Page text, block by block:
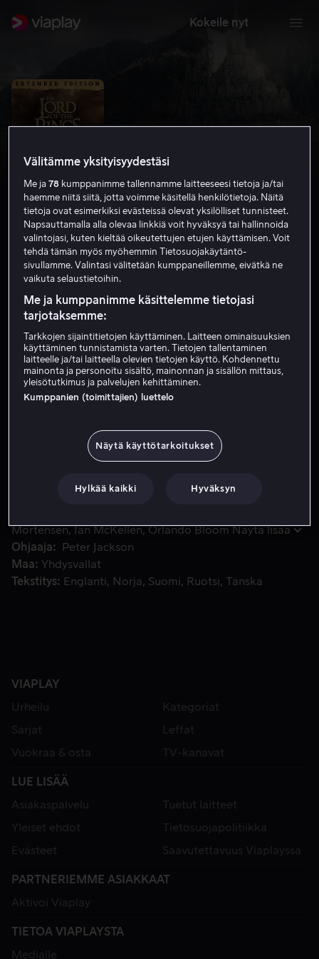
Kokeile nyt
Taru sormusten herrasta: Kuninkaan
paluu (Extended edition)
9.0 Toiminta Seikkailu 2003
4 h 12 min
K-12
HD
Osta 10,99 €
Viimeinen taistelu Keski-Maasta on alkanut. Frodo ja
Viimeinen taistelu Keski-Maasta on alkanut. Frodo ja
Sam jatkavat vaarallista matkaansa Klonkun opastamina
Mortensen Ian McKellen Orlando Bloom Näytä lisää
Ohjaaja
Peter Jackson
Maa
Yhdysvallat
Tekstitys
Englanti Norja Suomi Ruotsi Tanska
VIAPLAY
Urheilu
Kategoriat
Sarjat
Leffat
Vuokraa & osta
TV-kanavat
LUE LISÄÄ
Asiakaspalvelu
Tuetut laitteet
Yleiset ehdot
Tietosuojapolitiikka
Evästeet
Saavutettavuus Viaplayssa
PARTNERIEMME ASIAKKAAT
Aktivoi Viaplay
TIETOA VIAPLAYSTA
Medialle
Välitämme yksityisyydestäsi
Me ja78 kumppanimme tallennamme laitteeseesi tietoja ja/tai
haemme niitä siitä, jotta voimme käsitellä henkilötietoja. Näitä
tietoja ovat esimerkiksi evästeissä olevat yksilölliset tunnisteet.
Napsauttamalla alla olevaa linkkiä voit hyväksyä tai hallinnoida
valintojasi, kuten kieltää oikeutettujen etujen käyttämisen. Voit
tehdä tämän myös myöhemmin Tietosuojakäytäntö-
sivullamme. Valintasi välitetään kumppaneillemme, eivätkä ne
vaikuta selaustietoihin.
Me ja kumppanimme käsittelemme tietojasi
tarjotaksemme:
Tarkkojen sijaintitietojen käyttäminen. Laitteen ominaisuuksien
käyttäminen tunnistamista varten. Tietojen tallentaminen
laitteelle ja/tai laitteella olevien tietojen käyttö. Kohdennettu
mainonta ja personoitu sisältö, mainonnan ja sisällön mittaus,
yleisötutkimus ja palvelujen kehittäminen.
Kumppanien (toimittajien) luettelo
Näytä käyttötarkoitukset
Hylkää kaikki Hyväksyn